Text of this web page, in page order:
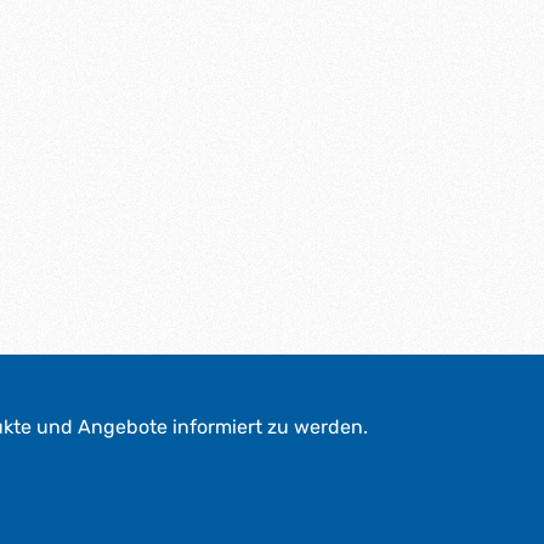
und Angebote informiert zu werden.